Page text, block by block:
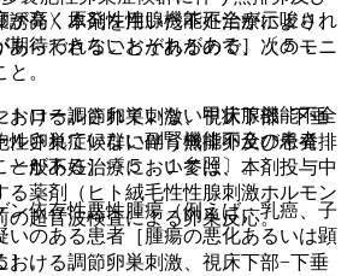
誘発〉本剤を用いた不妊治療により、
あらわれることがあるので、次のモニ
。
ける調節卵巣刺激、視床下部−下垂
性卵巣症候群に伴う無排卵及び希発排
一般不妊治療においては、本剤投与中
る薬剤（ヒト絨毛性性腺刺激ホルモン
の超音波検査による卵巣反応。
ける調節卵巣刺激、視床下部−下垂
高く原発性性腺機能不全が示唆され
期待できないおそれがある］〔５．
ロールされていない甲状腺機能不全
ルされていない副腎機能不全の患者
とがある］〔５．１参照〕。
依存性悪性腫瘍（例えば、乳癌、子
いのある患者［腫瘍の悪化あるいは顕
］。